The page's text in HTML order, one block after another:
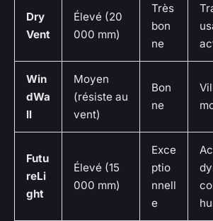
Dry
Vent
Élevé (20
000 mm)
Très
bon
ne
Win
dWa
ll
Moyen
(résiste au
vent)
Bon
ne
Futu
reLi
ght
Élevé (15
000 mm)
Exce
ptio
nnell
e